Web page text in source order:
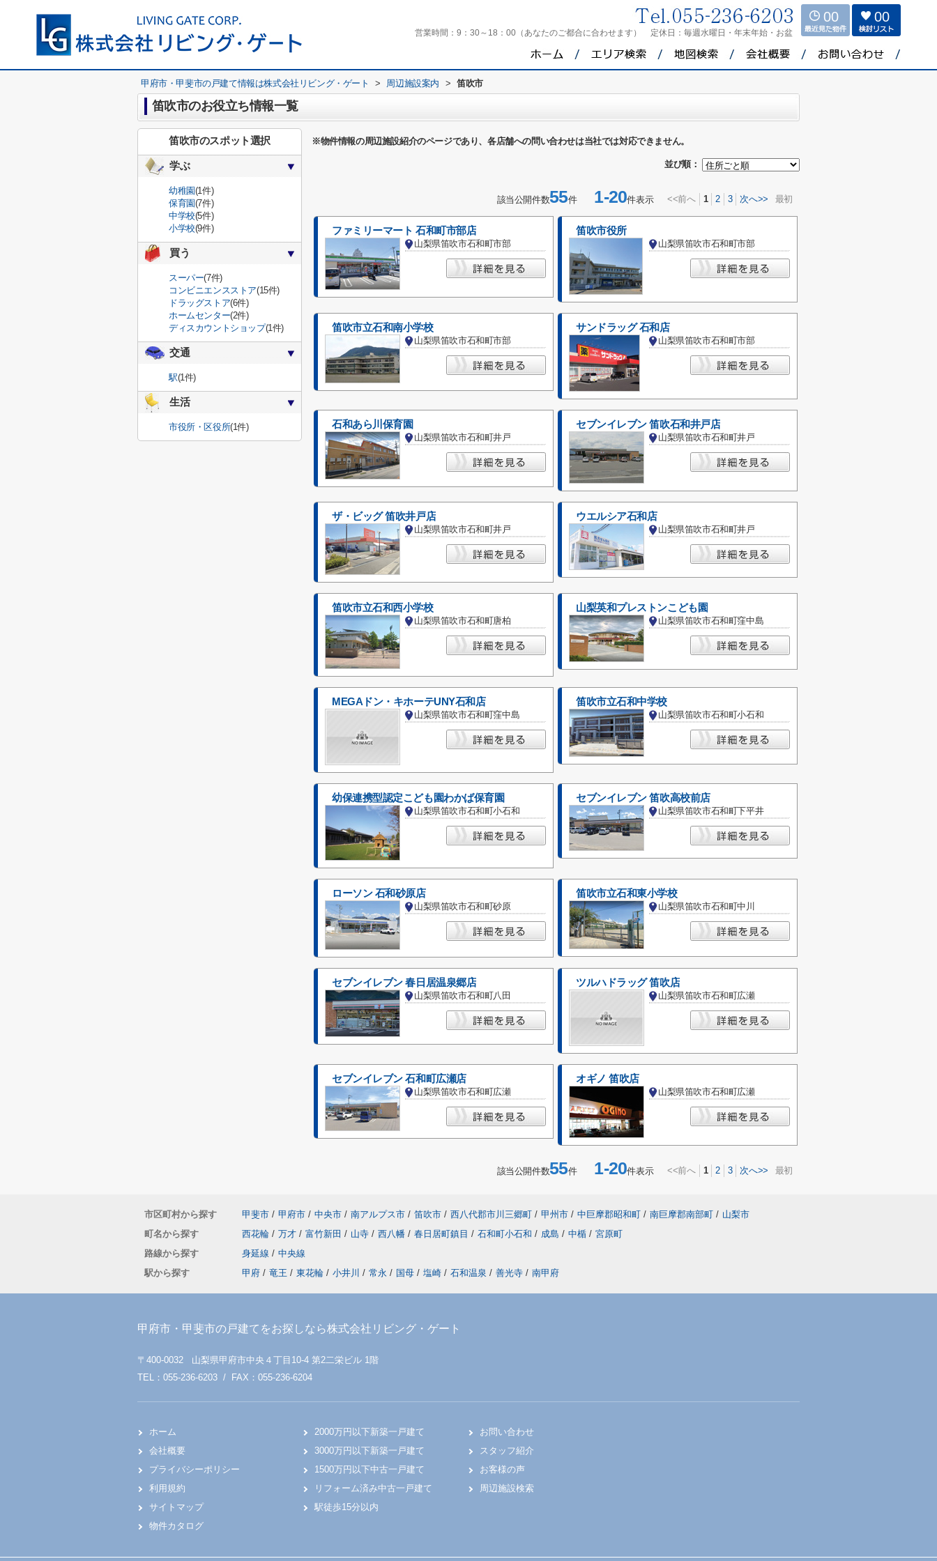
営業時間： 9：30～18：00（あなたのご都合に合わせます） 定休日： 毎週水曜日・年末年始・お盆
00 00
甲府市・甲斐市の戸建て情報は株式会社リビング・ゲート > 周辺施設案内 > 笛吹市
笛吹市のお役立ち情報一覧
※物件情報の周辺施設紹介のページであり、各店舗への問い合わせは当社では対応できません。
並び順：
該当公開件数55件1-20件表示 <<前へ 1 2 3 次へ>> 最初
ファミリーマート 石和町市部店
山梨県笛吹市石和町市部
笛吹市役所
山梨県笛吹市石和町市部
笛吹市立石和南小学校
山梨県笛吹市石和町市部
サンドラッグ 石和店
山梨県笛吹市石和町市部
石和あら川保育園
山梨県笛吹市石和町井戸
セブンイレブン 笛吹石和井戸店
山梨県笛吹市石和町井戸
ザ・ビッグ 笛吹井戸店
山梨県笛吹市石和町井戸
ウエルシア石和店
山梨県笛吹市石和町井戸
笛吹市立石和西小学校
山梨県笛吹市石和町唐柏
山梨英和プレストンこども園
山梨県笛吹市石和町窪中島
MEGAドン・キホーテUNY石和店
山梨県笛吹市石和町窪中島
笛吹市立石和中学校
山梨県笛吹市石和町小石和
幼保連携型認定こども園わかば保育園
山梨県笛吹市石和町小石和
セブンイレブン 笛吹高校前店
山梨県笛吹市石和町下平井
ローソン 石和砂原店
山梨県笛吹市石和町砂原
笛吹市立石和東小学校
山梨県笛吹市石和町中川
セブンイレブン 春日居温泉郷店
山梨県笛吹市石和町八田
ツルハドラッグ 笛吹店
山梨県笛吹市石和町広瀬
セブンイレブン 石和町広瀬店
山梨県笛吹市石和町広瀬
オギノ 笛吹店
山梨県笛吹市石和町広瀬
該当公開件数55件1-20件表示 <<前へ 1 2 3 次へ>> 最初
笛吹市のスポット選択
学ぶ
幼稚園(1件)
保育園(7件)
中学校(5件)
小学校(9件)
買う
スーパー(7件)
コンビニエンスストア(15件)
ドラッグストア(6件)
ホームセンター(2件)
ディスカウントショップ(1件)
交通
駅(1件)
生活
市役所・区役所(1件)
市区町村から探す 甲斐市 / 甲府市 / 中央市 / 南アルプス市 / 笛吹市 / 西八代郡市川三郷町 / 甲州市 / 中巨摩郡昭和町 / 南巨摩郡南部町 / 山梨市
町名から探す
西花輪 / 万才 / 富竹新田 / 山寺 / 西八幡 / 春日居町鎮目 / 石和町小石和 / 成島 / 中楯 / 宮原町
路線から探す
身延線 / 中央線
駅から探す
甲府 / 竜王 / 東花輪 / 小井川 / 常永 / 国母 / 塩崎 / 石和温泉 / 善光寺 / 南甲府
甲府市・甲斐市の戸建てをお探しなら株式会社リビング・ゲート
〒400-0032 山梨県甲府市中央４丁目10-4 第2二栄ビル 1階
TEL：055-236-6203 / FAX：055-236-6204
ホーム
会社概要
プライバシーポリシー
利用規約
サイトマップ
物件カタログ
2000万円以下新築一戸建て
3000万円以下新築一戸建て
1500万円以下中古一戸建て
リフォーム済み中古一戸建て
駅徒歩15分以内
お問い合わせ
スタッフ紹介
お客様の声
周辺施設検索